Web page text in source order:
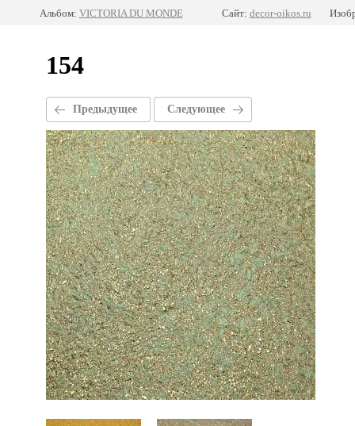
Альбом: VICTORIA DU MONDE Сайт: decor-oikos.ru
154
Предыдущее Следующее